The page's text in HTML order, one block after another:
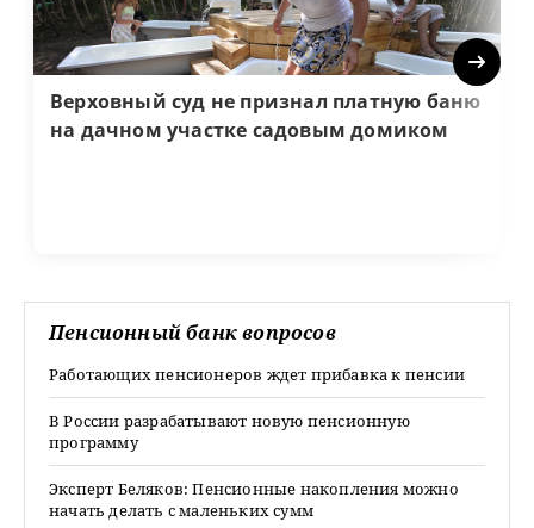
Верховный суд не признал платную баню
на дачном участке садовым домиком
Next
Пенсионный банк вопросов
Работающих пенсионеров ждет прибавка к пенсии
В России разрабатывают новую пенсионную
программу
Эксперт Беляков: Пенсионные накопления можно
начать делать с маленьких сумм